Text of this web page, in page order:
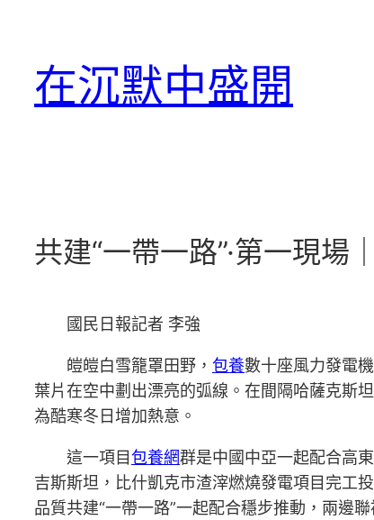
在沉默中盛開
共建“一帶一路”·第一現
國民日報記者 李強
皚皚白雪籠罩田野， 包養數十座風力發電
葉片在空中劃出漂亮的弧線。在間隔哈薩克斯
為酷寒冬日增加熱意。
這一項目包養網群是中國中亞一起配合高
吉斯斯坦，比什凱克市渣滓燃燒發電項目完工
品質共建“一帶一路”一起配合穩步推動，兩邊